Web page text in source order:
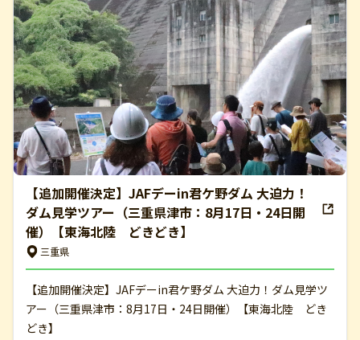
【追加開催決定】JAFデーin君ケ野ダム 大迫力！
ダム見学ツアー（三重県津市：8月17日・24日開
催）【東海北陸 どきどき】
三重県
【追加開催決定】JAFデーin君ケ野ダム 大迫力！ダム見学ツ
アー（三重県津市：8月17日・24日開催）【東海北陸 どき
どき】